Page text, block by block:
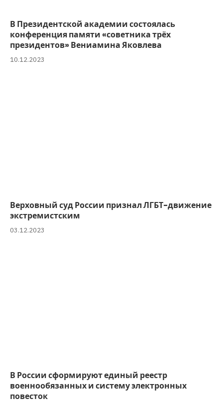
В Президентской академии состоялась
конференция памяти «советника трёх
президентов» Вениамина Яковлева
10.12.2023
Верховный суд России признал ЛГБТ-движение
экстремистским
03.12.2023
В России сформируют единый реестр
военнообязанных и систему электронных
повесток